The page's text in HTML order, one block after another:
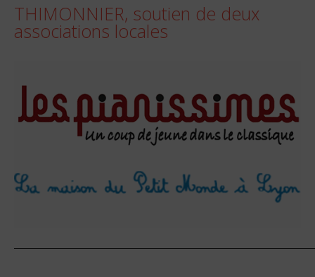
THIMONNIER, soutien de deux
associations locales